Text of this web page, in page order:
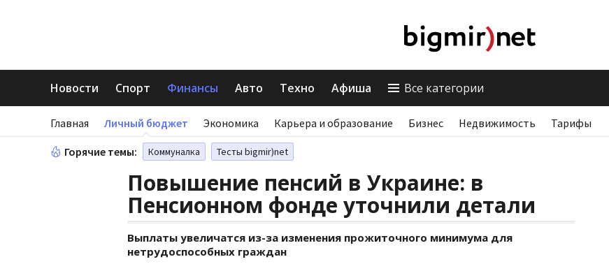
Новости Спорт Финансы Авто Техно Афиша Все категории
Главная Личный бюджет Экономика Карьера и образование Бизнес Недвижимость Тарифы
Горячие темы: Коммуналка Тесты bigmir)net
Повышение пенсий в Украине: в
Пенсионном фонде уточнили детали
Выплаты увеличатся из-за изменения прожиточного минимума для
нетрудоспособных граждан